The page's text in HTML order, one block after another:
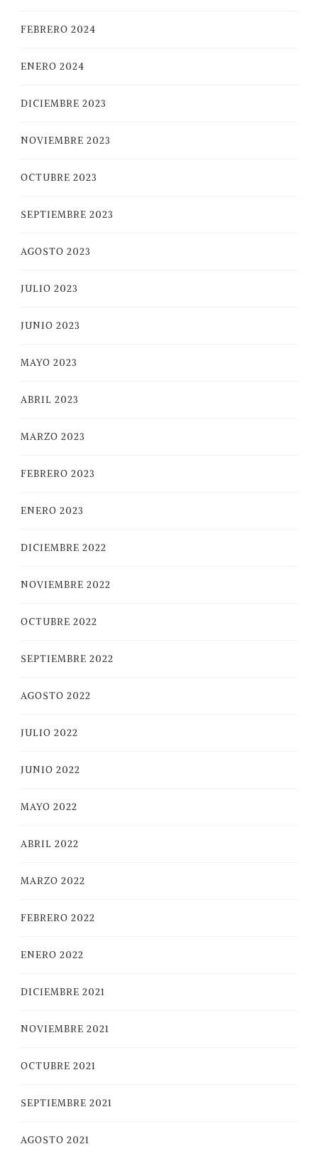
FEBRERO 2024
ENERO 2024
DICIEMBRE 2023
NOVIEMBRE 2023
OCTUBRE 2023
SEPTIEMBRE 2023
AGOSTO 2023
JULIO 2023
JUNIO 2023
MAYO 2023
ABRIL 2023
MARZO 2023
FEBRERO 2023
ENERO 2023
DICIEMBRE 2022
NOVIEMBRE 2022
OCTUBRE 2022
SEPTIEMBRE 2022
AGOSTO 2022
JULIO 2022
JUNIO 2022
MAYO 2022
ABRIL 2022
MARZO 2022
FEBRERO 2022
ENERO 2022
DICIEMBRE 2021
NOVIEMBRE 2021
OCTUBRE 2021
SEPTIEMBRE 2021
AGOSTO 2021